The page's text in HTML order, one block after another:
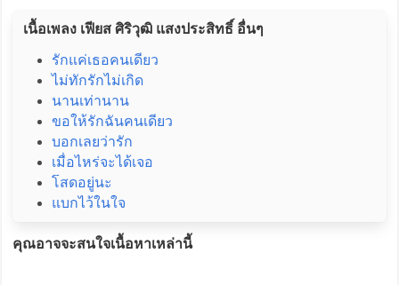
เนื้อเพลง เฟียส ศิริวุฒิ แสงประสิทธิ์ อื่นๆ
รักแค่เธอคนเดียว
ไม่ทักรักไม่เกิด
นานเท่านาน
ขอให้รักฉันคนเดียว
บอกเลยว่ารัก
เมื่อไหร่จะได้เจอ
โสดอยู่นะ
แบกไว้ในใจ
คุณอาจจะสนใจเนื้อหาเหล่านี้